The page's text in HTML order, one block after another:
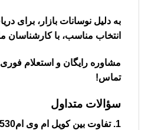
به دلیل نوسانات بازار، برای
انتخاب مناسب، با کارشناسان
مشاوره رایگان و استعلام
تماس!
سؤالات متداول